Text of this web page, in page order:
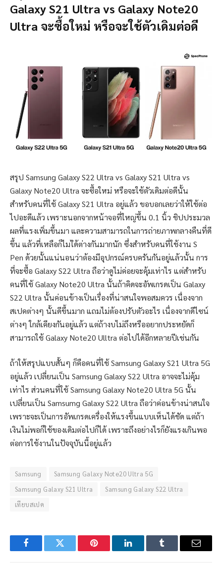
Galaxy S21 Ultra vs Galaxy Note20
Ultra จะซื้อใหม่ หรือจะใช้ตัวเดิมต่อดี
สรุป Samsung Galaxy S22 Ultra vs Galaxy S21 Ultra vs
Galaxy Note20 Ultra จะซื้อใหม่ หรือจะใช้ตัวเดิมต่อดีนั้น
สำหรับคนที่ใช้ Galaxy S21 Ultra อยู่แล้ว ขอบอกเลยว่าให้ใช้ต่อ
ไปอะดีแล้ว เพราะนอกจากหน้าจอที่ใหญ่ขึ้น 0.1 นิ้ว ชิปประมวล
ผลที่แรงเพิ่มขึ้นมา และความสามารถในการถ่ายภาพกลางคืนที่ดี
ขึ้น แล้วที่เหลือก็ไมไ่ด้ต่างกันมากนัก ซึ่งสำหรับคนที่ใช้งาน S
Pen ด้วยนั้นแน่นอนว่าต้องมีอุปกรณ์ครบครันกันอยู่แล้วนั้น การ
ที่จะซื้อ Galaxy S22 Ultra ถือว่าดูไม่ค่อยจะคุ้มเท่าไร แต่สำหรับ
คนที่ใช้ Galaxy Note20 Ultra นั้นถ้าคิดจะอัพเกรดเป็น Galaxy
S22 Ultra นั้นค่อนข้างเป็นเรื่องที่น่าสนใจพอสมควร เนื่องจาก
สเปคต่างๆ นั้นดีขึ้นมาก แถมไม่ต้องปรับตัวอะไร เนื่องจากดีไซน์
ต่างๆ ใกล้เคียงกันอยู่แล้ว แต่ถ้างบไม่ถึงหรืออยากประหยัดก็
สามารถใช้ Galaxy Note20 Ulltra ต่อไปได้อีกหลายปีเช่นกัน
ถ้าให้สรุปแบบสั้นๆ ก็คือคนที่ใช้ Samsung Galaxy S21 Ultra 5G
อยู่แล้ว เปลี่ยนเป็น Samsung Galaxy S22 Ultra อาจจะไม่คุ้ม
เท่าไร ส่วนคนที่ใช้ Samsung Galaxy Note20 Ultra 5G นั้น
เปลี่ยนเป็น Samsumg Galaxy S22 Ultra ถือว่าค่อนข้างน่าสนใจ
เพราะจะเป็นการอัพเกรดเครื่องให้แรงขึ้นแบบเห็นได้ชัด แต่ถ้า
เงินไม่พอก็ใช้ของเดิมต่อไปก็ได้ เพราะถึงอย่างไรก็ยังแรงเกินพอ
ต่อการใช้งานในปัจจุบันนี้อยู่แล้ว
Samsung
Samsung Galaxy Note20 Ultra 5G
Samsung Galaxy S21 Ultra
Samsung Galaxy S22 Ultra
เทียบสเปค
FacebookTwitter Pinterest LinkedInTumblr Email